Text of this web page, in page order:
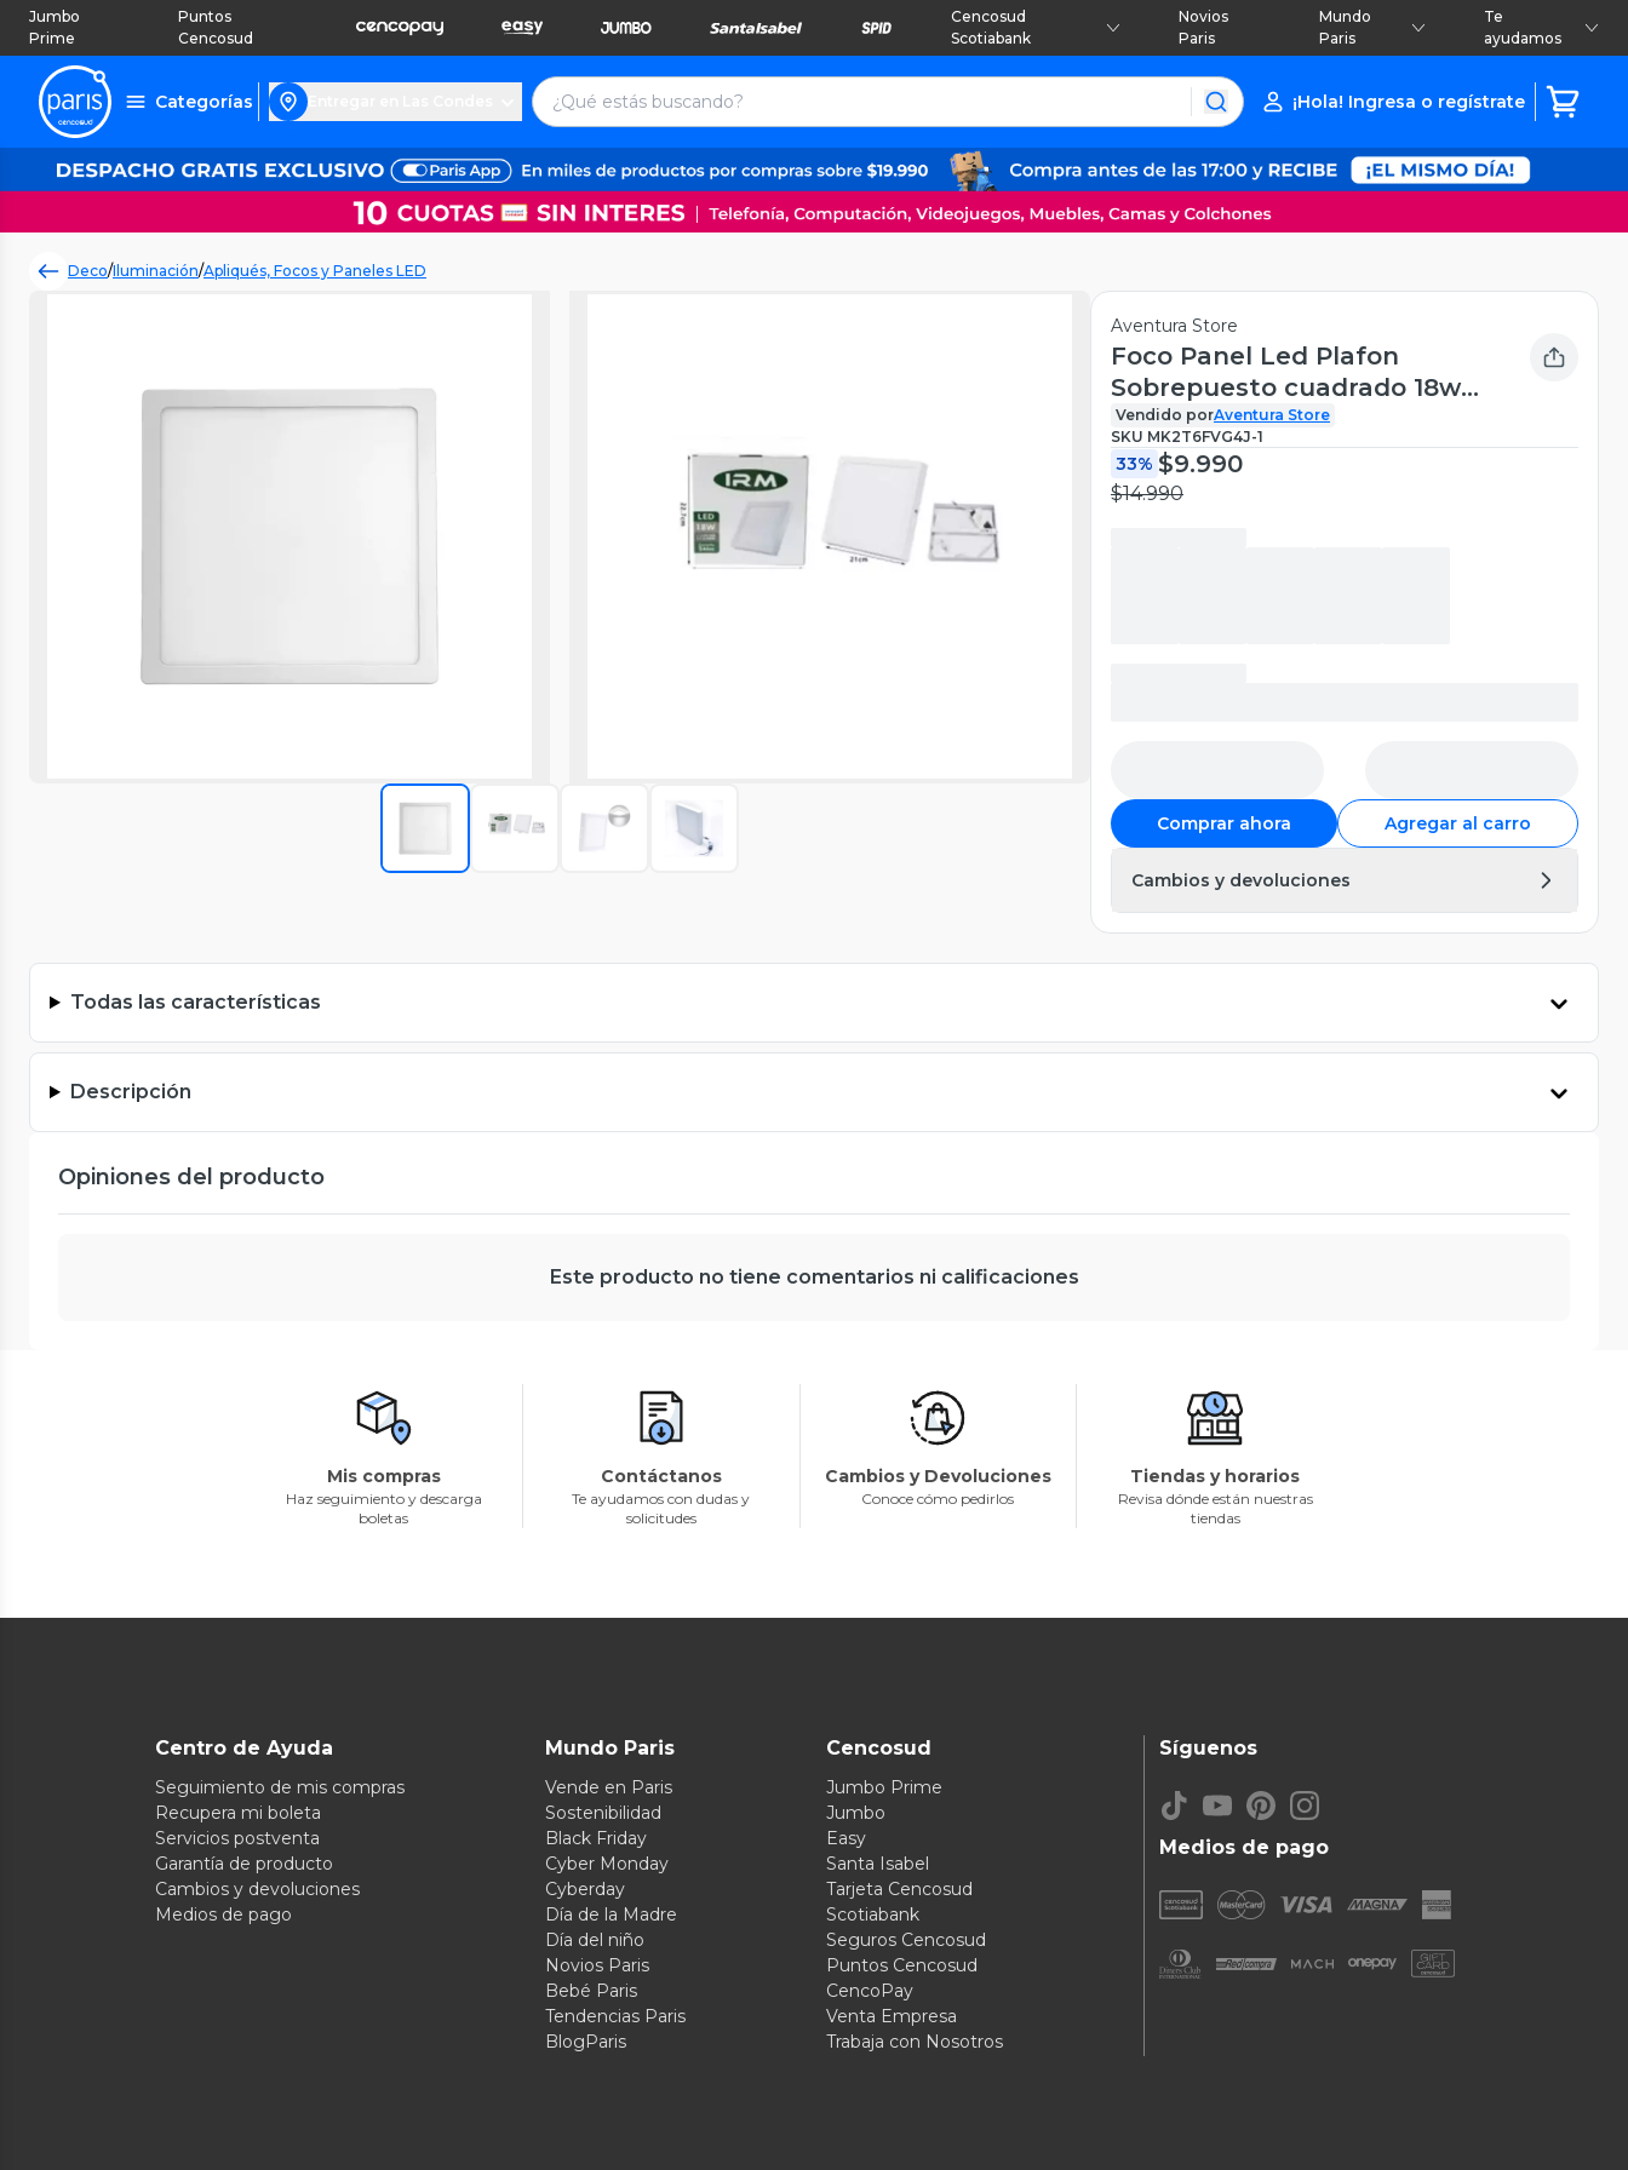
Jumbo
Prime
Puntos
Cencosud
Cencosud
Scotiabank
Novios
Paris
Mundo
Paris
Te
ayudamos
Categorías ¡Hola! Ingresa o regístrate
Deco/Iluminación/Apliqués, Focos y Paneles LED
Aventura Store
Foco Panel Led Plafon
Sobrepuesto cuadrado 18w
luz blanca 21x21
Vendido porAventura Store
SKU MK2T6FVG4J-1
33% $9.990
$14.990
Comprar ahora Agregar al carro
Cambios y devoluciones
Todas las características
Descripción
Opiniones del producto
Este producto no tiene comentarios ni calificaciones
Mis compras
Haz seguimiento y descarga
boletas
Contáctanos
Te ayudamos con dudas y
solicitudes
Cambios y Devoluciones
Conoce cómo pedirlos
Tiendas y horarios
Revisa dónde están nuestras
tiendas
Centro de Ayuda
Seguimiento de mis compras
Recupera mi boleta
Servicios postventa
Garantía de producto
Cambios y devoluciones
Medios de pago
Mundo Paris
Vende en Paris
Sostenibilidad
Black Friday
Cyber Monday
Cyberday
Día de la Madre
Día del niño
Novios Paris
Bebé Paris
Tendencias Paris
BlogParis
Cencosud
Jumbo Prime
Jumbo
Easy
Santa Isabel
Tarjeta Cencosud
Scotiabank
Seguros Cencosud
Puntos Cencosud
CencoPay
Venta Empresa
Trabaja con Nosotros
Medios de pago
Síguenos